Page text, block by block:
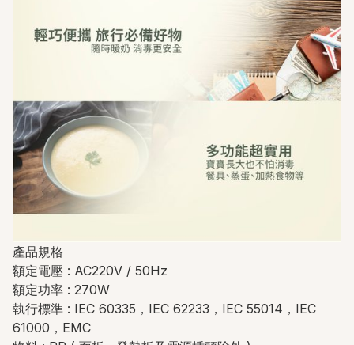
產品規格
額定電壓 : AC220V / 50Hz
額定功率 : 270W
執行標準 : IEC 60335，IEC 62233，IEC 55014，IEC
61000，EMC